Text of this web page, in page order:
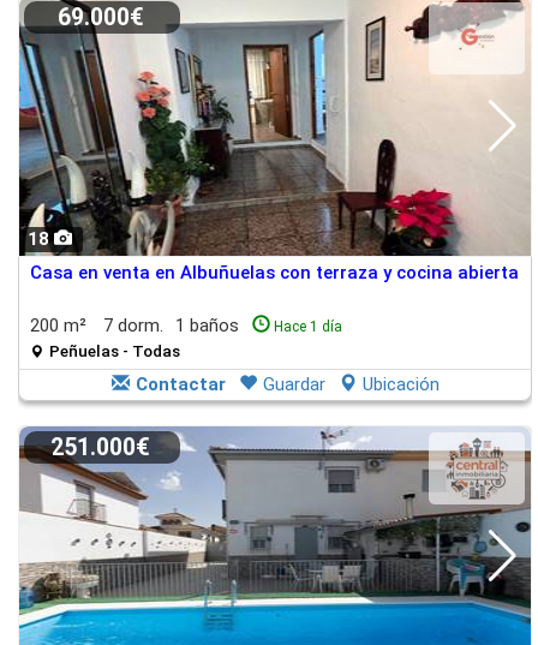
18
69.000€
Casa en venta en Albuñuelas con terraza y cocina abierta
200 m² 7 dorm. 1 baños Hace 1 día
Peñuelas - Todas
Contactar Guardar Ubicación
251.000€